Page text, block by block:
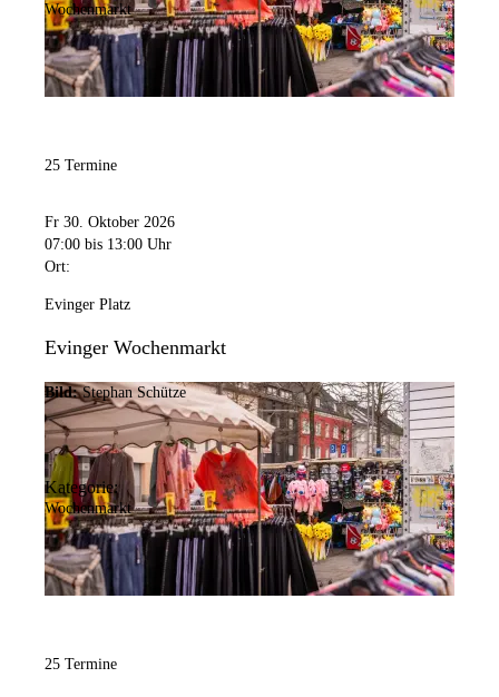
Wochenmarkt
25 Termine
Fr 30. Oktober 2026
07:00 bis 13:00 Uhr
Ort:
Evinger Platz
Evinger Wochenmarkt
Bild: Stephan Schütze
Kategorie:
Wochenmarkt
25 Termine